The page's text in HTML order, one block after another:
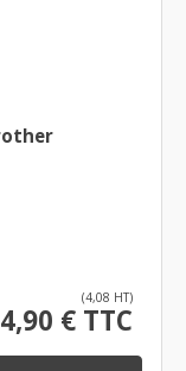
(4,08 HT)
4,90 € TTC